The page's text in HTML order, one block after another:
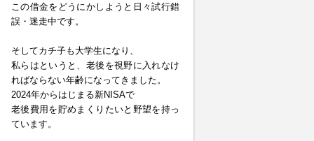
この借金をどうにかしようと日々試行錯
誤・迷走中です。
そしてカチ子も大学生になり、
私らはというと、老後を視野に入れなけ
ればならない年齢になってきました。
2024年からはじまる新NISAで
老後費用を貯めまくりたいと野望を持っ
ています。